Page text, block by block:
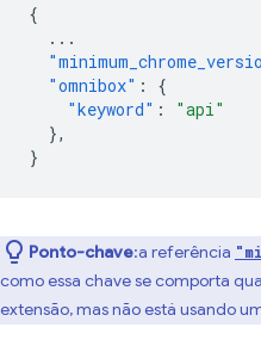
{
...
"omnibox" :
{
"keyword" :
"api"
},
}
Ponto-chave:a referência
como essa chave se comporta
extensão, mas não está usando